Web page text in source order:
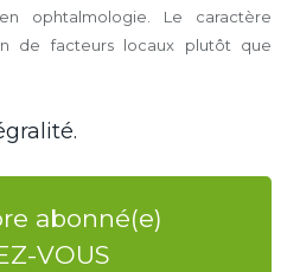
ophtalmologie. Le caractère
de facteurs locaux plutôt que
abonné(e)
VOUS